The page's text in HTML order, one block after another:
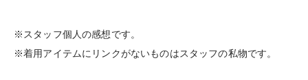
※スタッフ個人の感想です。
※着用アイテムにリンクがないものはスタッフの私物です。